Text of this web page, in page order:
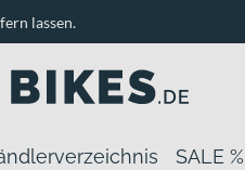
lassen.
SALE %